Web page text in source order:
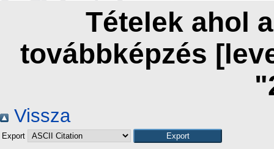
Tételek ahol
továbbképzés
Vissza
Export